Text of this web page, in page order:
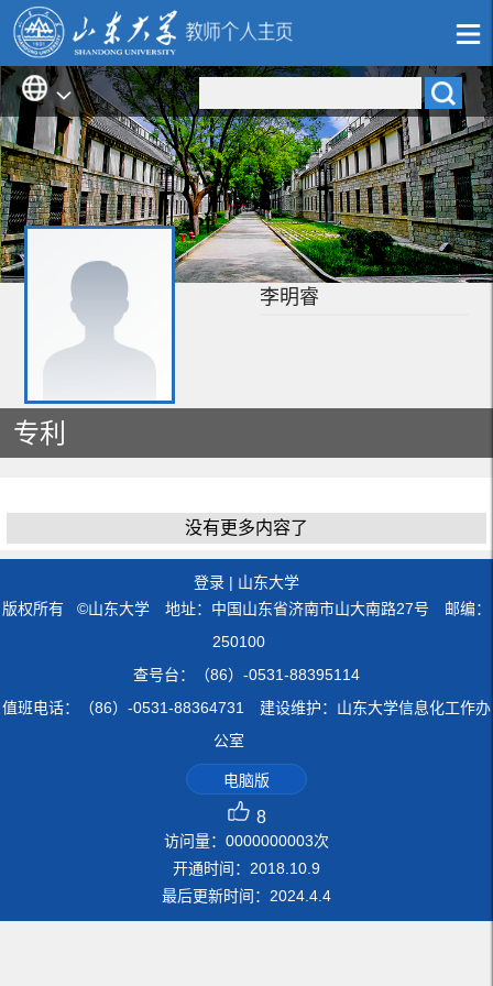
李明睿
专利
没有更多内容了
登录 | 山东大学
版权所有 ©山东大学 地址：中国山东省济南市山大南路27号 邮编：
250100
查号台：（86）-0531-88395114
值班电话：（86）-0531-88364731 建设维护：山东大学信息化工作办
公室
电脑版
8
访问量： 0000000003次
开通时间： 2018.10.9
最后更新时间： 2024.4.4